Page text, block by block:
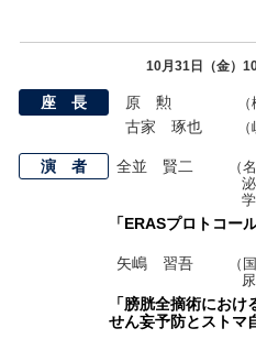
10月31日（金）
座 長 原 勲
古家 琢也
演 者 全並 賢二
（
「ERASプロトコー
矢嶋 習吾
（
「膀胱全摘術にお
せん妄予防とストマ